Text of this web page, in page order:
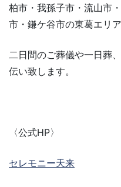
柏市・我孫子市・流山市
市・鎌ケ谷市の東葛エリ
二日間のご葬儀や一日葬
伝い致します。
〈公式HP〉
セレモニー天来